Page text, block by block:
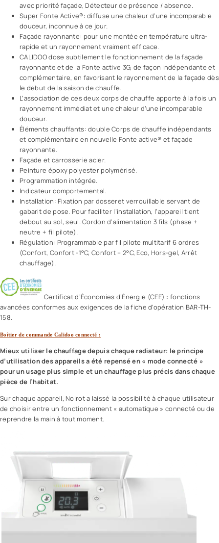
avec priorité façade, Détecteur de présence / absence.
Super Fonte Active®: diffuse une chaleur d’une incomparable
douceur, inconnue à ce jour.
Façade rayonnante: pour une montée en température ultra-
rapide et un rayonnement vraiment efficace.
CALIDOO dose subtilement le fonctionnement de la façade
rayonnante et de la Fonte active 3G, de façon indépendante et
complémentaire, en favorisant le rayonnement de la façade dès
le début de la saison de chauffe.
L’association de ces deux corps de chauffe apporte à la fois un
rayonnement immédiat et une chaleur d’une incomparable
douceur.
Éléments chauffants: double Corps de chauffe indépendants
et complémentaire en nouvelle Fonte active® et façade
rayonnante.
Façade et carrosserie acier.
Peinture époxy polyester polymérisé.
Programmation intégrée.
Indicateur comportemental.
Installation: Fixation par dosseret verrouillable servant de
gabarit de pose. Pour faciliter l’installation, l’appareil tient
debout au sol, seul. Cordon d’alimentation 3 fils (phase +
neutre + fil pilote).
Régulation: Programmable par fil pilote multitarif 6 ordres
(Confort, Confort -1°C, Confort – 2°C, Eco, Hors-gel, Arrêt
chauffage).
Certificat d’Économies d’Énergie (CEE) : fonctions
avancées conformes aux exigences de la fiche d’opération BAR-TH-
158.
Boîtier de commande Calidoo connecté :
Mieux utiliser le chauffage depuis chaque radiateur: le principe
d’utilisation des appareils a été repensé en « mode connecté »
pour un usage plus simple et un chauffage plus précis dans chaque
pièce de l’habitat.
Sur chaque appareil, Noirot a laissé la possibilité à chaque utilisateur
de choisir entre un fonctionnement « automatique » connecté ou de
reprendre la main à tout moment.